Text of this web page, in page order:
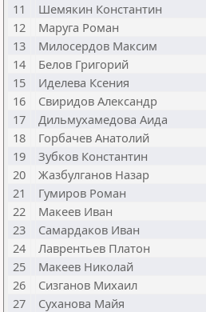
11
Шемякин Константин
12
Маруга Роман
13
Милосердов Максим
14
Белов Григорий
15
Иделева Ксения
16
Свиридов Александр
17
Дильмухамедова Аида
18
Горбачев Анатолий
19
Зубков Константин
20
Жазбулганов Назар
21
Гумиров Роман
22
Макеев Иван
23
Самардаков Иван
24
Лаврентьев Платон
25
Макеев Николай
26
Сизганов Михаил
27
Суханова Майя